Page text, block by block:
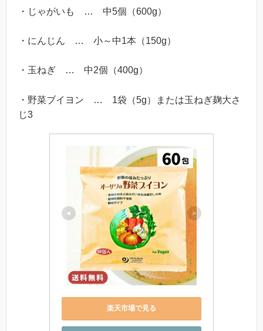
・じゃがいも … 中5個（600g）
・にんじん … 小～中1本（150g）
・玉ねぎ … 中2個（400g）
・野菜ブイヨン … 1袋（5g）または玉ねぎ麹大さ
じ3
楽天市場で見る